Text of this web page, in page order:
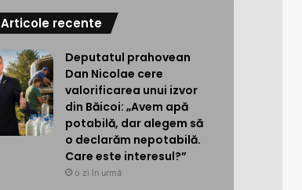
Articole recente
Deputatul prahovean
Dan Nicolae cere
valorificarea unui izvor
din Băicoi: „Avem apă
potabilă, dar alegem să
o declarăm nepotabilă.
Care este interesul?”
o zi în urmă